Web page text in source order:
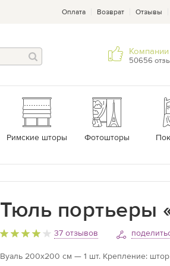
Оплата Возврат Отзывы
Компании
50656
Римские шторы Фотошторы
Тюль портьеры
37 отзывов
Вуаль 200х200 см — 1 шт. Крепление: